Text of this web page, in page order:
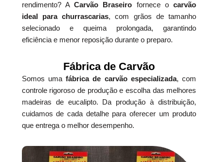
rendimento? ACarvão Braseiro fornece ocarvão
ideal para churrascarias, com grãos de tamanho
selecionado e queima prolongada, garantindo
eficiência e menor reposição durante o preparo.
Fábrica de Carvão
Somos umafábrica de carvão especializada, com
controle rigoroso de produção e escolha das melhores
madeiras de eucalipto. Da produção à distribuição,
cuidamos de cada detalhe para oferecer um produto
que entrega o melhor desempenho.